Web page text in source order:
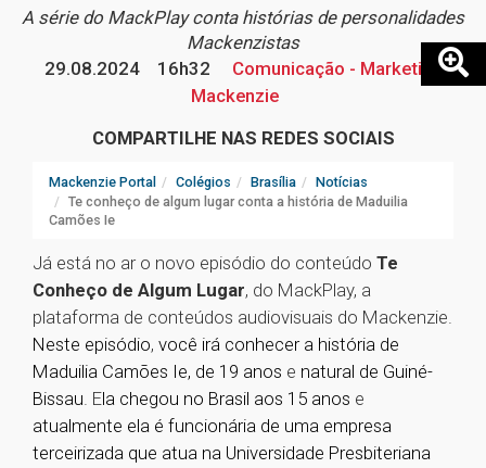
A série do MackPlay conta histórias de personalidades
Mackenzistas
29.08.2024
16h32
Comunicação - Marketing
Mackenzie
COMPARTILHE NAS REDES SOCIAIS
Mackenzie Portal Colégios Brasília
Notícias
Te conheço de algum lugar conta a história de Maduilia
Camões Ie
Já está no ar o novo episódio do conteúdo Te
Conheço de Algum Lugar, do MackPlay, a
plataforma de conteúdos audiovisuais do Mackenzie.
Neste episódio, você irá conhecer a história de
Maduilia Camões Ie, de 19 anos e natural de Guiné-
Bissau. Ela chegou no Brasil aos 15 anos e
atualmente ela é funcionária de uma empresa
terceirizada que atua na Universidade Presbiteriana